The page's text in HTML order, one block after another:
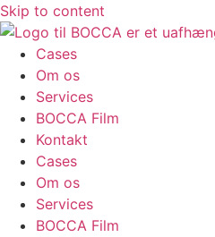
Skip to content
Cases
Om os
Services
BOCCA Film
Kontakt
Cases
Om os
Services
BOCCA Film